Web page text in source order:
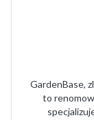
GardenBase,
to